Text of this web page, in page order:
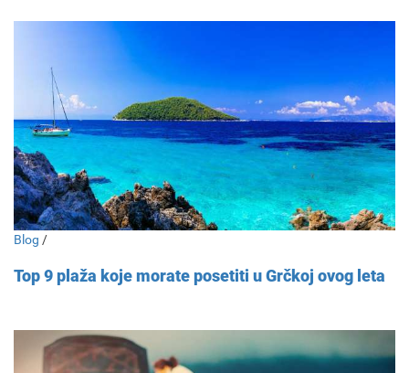
Blog /
Top 9 plaža koje morate posetiti u Grčkoj ovog leta